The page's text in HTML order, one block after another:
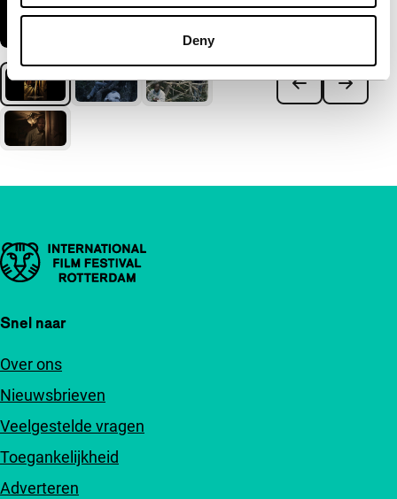
Deny
Belangrijke links
Snel naar
Over ons
Nieuwsbrieven
Veelgestelde vragen
Toegankelijkheid
Adverteren